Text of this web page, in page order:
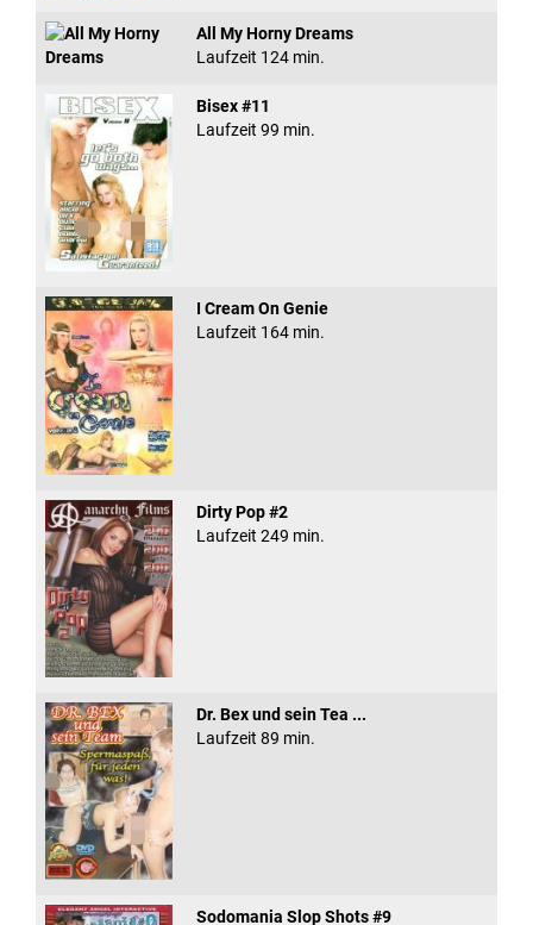
All My Horny Dreams
Laufzeit 124 min.
Bisex #11
Laufzeit 99 min.
I Cream On Genie
Laufzeit 164 min.
Dirty Pop #2
Laufzeit 249 min.
Dr. Bex und sein Tea ...
Laufzeit 89 min.
Sodomania Slop Shots #9